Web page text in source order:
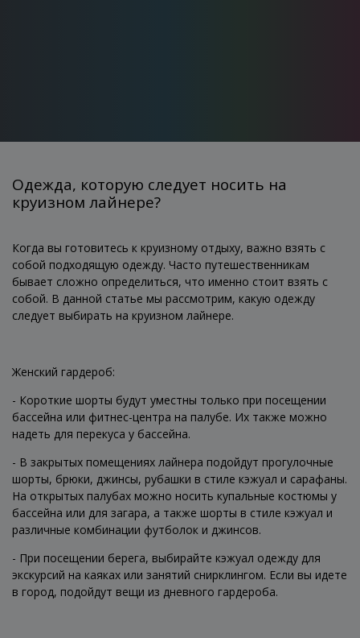
Одежда, которую следует носить на
круизном лайнере?
Когда вы готовитесь к круизному отдыху, важно взять с
собой подходящую одежду. Часто путешественникам
бывает сложно определиться, что именно стоит взять с
собой. В данной статье мы рассмотрим, какую одежду
следует выбирать на круизном лайнере.
Женский гардероб:
- Короткие шорты будут уместны только при посещении
бассейна или фитнес-центра на палубе. Их также можно
надеть для перекуса у бассейна.
- В закрытых помещениях лайнера подойдут прогулочные
шорты, брюки, джинсы, рубашки в стиле кэжуал и сарафаны.
На открытых палубах можно носить купальные костюмы у
бассейна или для загара, а также шорты в стиле кэжуал и
различные комбинации футболок и джинсов.
- При посещении берега, выбирайте кэжуал одежду для
экскурсий на каяках или занятий снирклингом. Если вы идете
в город, подойдут вещи из дневного гардероба.